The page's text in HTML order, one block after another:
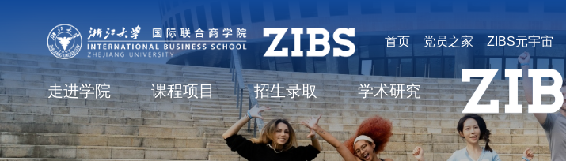
首页 党员之家 ZIBS元宇宙
走进学院 课程项目 招生录取 学术研究